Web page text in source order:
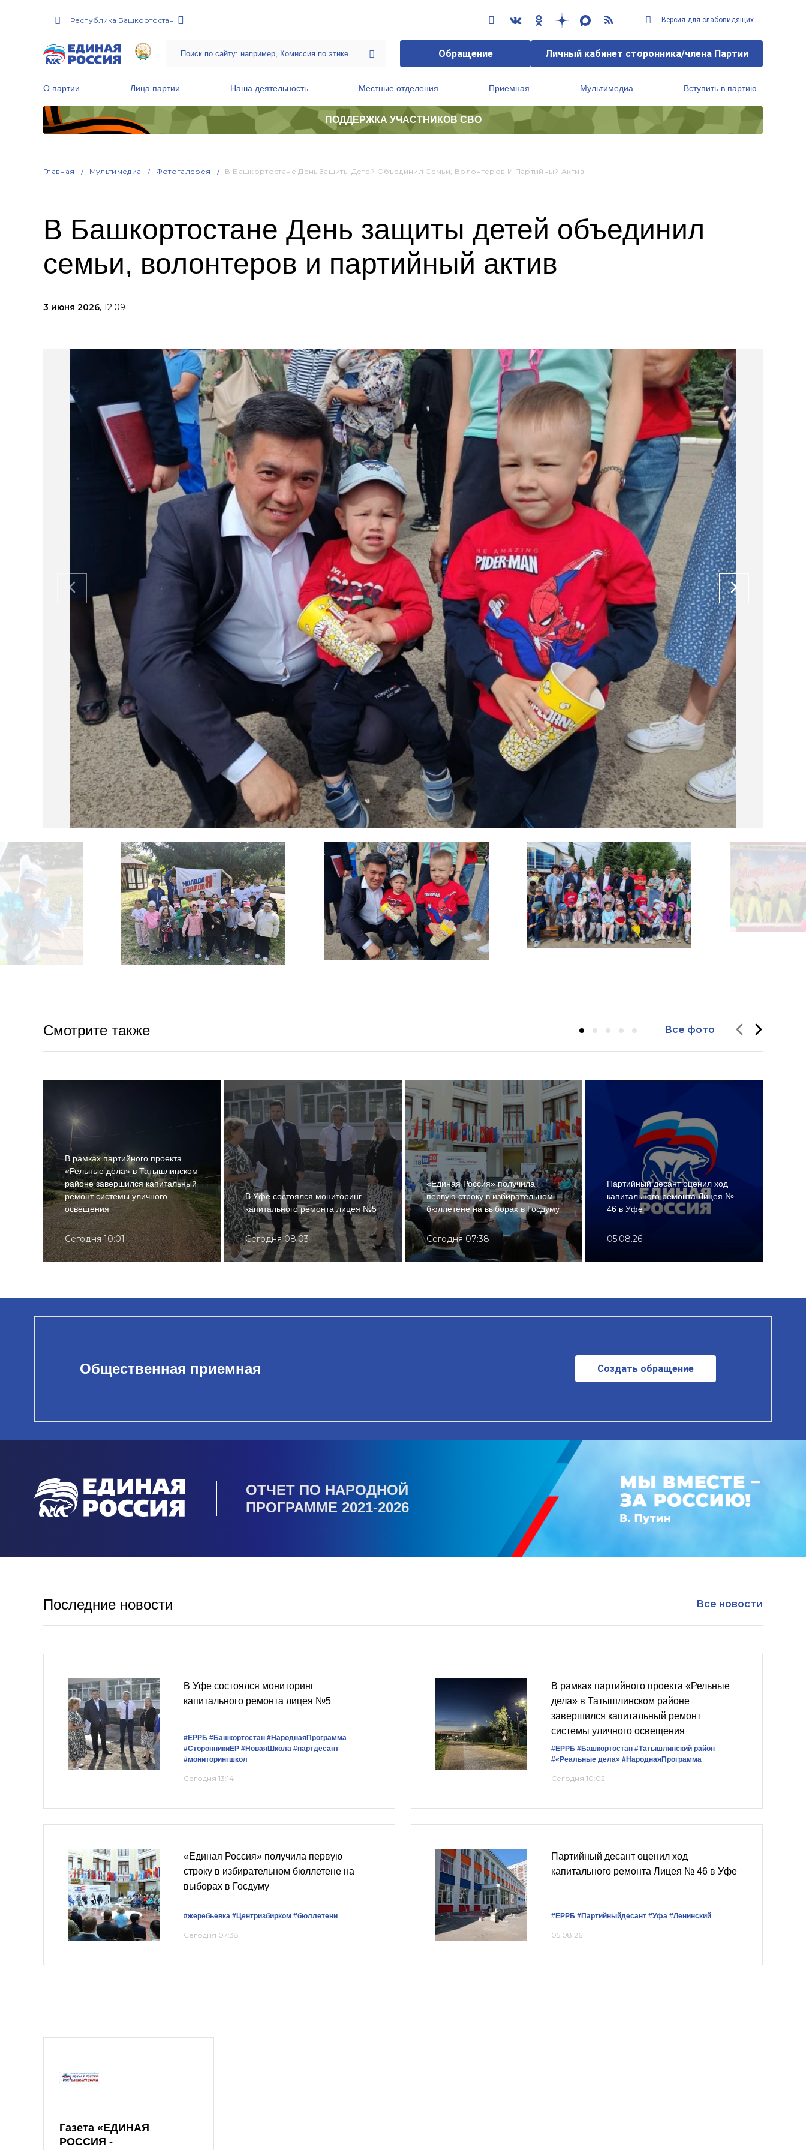
Республика Башкортостан Версия для слабовидящих
Обращение Личный кабинет сторонника/члена Партии
О партии Лица партии Наша деятельность Местные отделения Приемная Мультимедиа Вступить в партию
ПОДДЕРЖКА УЧАСТНИКОВ СВО
Главная Мультимедиа Фотогалерея В Башкортостане День Защиты Детей Объединил Семьи, Волонтеров И Партийный Актив
В Башкортостане День защиты детей объединил
семьи, волонтеров и партийный актив
3 июня 2026, 12:09
Смотрите также Все фото
В рамках партийного проекта
«Рельные дела» в Татышлинском
районе завершился капитальный
ремонт системы уличного
освещения
Сегодня 10:01
В Уфе состоялся мониторинг
капитального ремонта лицея №5
Сегодня 08:03
«Единая Россия» получила
первую строку в избирательном
бюллетене на выборах в Госдуму
Сегодня 07:38
Партийный десант оценил ход
капитального ремонта Лицея №
46 в Уфе
05.08.26
Общественная приемная Создать обращение
ОТЧЕТ ПО НАРОДНОЙ
ПРОГРАММЕ 2021-2026
Последние новости Все новости
В Уфе состоялся мониторинг
капитального ремонта лицея №5
#ЕРРБ #Башкортостан #НароднаяПрограмма
#СторонникиЕР #НоваяШкола #партдесант
#мониторингшкол
Сегодня 13:14
В рамках партийного проекта «Рельные
дела» в Татышлинском районе
завершился капитальный ремонт
системы уличного освещения
#ЕРРБ #Башкортостан #Татышлинский район
#«Реальные дела» #НароднаяПрограмма
Сегодня 10:02
«Единая Россия» получила первую
строку в избирательном бюллетене на
выборах в Госдуму
#жеребьевка #Центризбирком #бюллетени
Сегодня 07:38
Партийный десант оценил ход
капитального ремонта Лицея № 46 в Уфе
#ЕРРБ #Партийныйдесант #Уфа #Ленинский
05.08.26
Газета «ЕДИНАЯ
РОССИЯ -